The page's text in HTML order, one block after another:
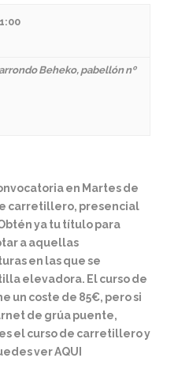
Beheko, pabellón nº
en Martes de
carretillero, presencial
ya tu título para
a aquellas
en las que se
elevadora. El curso de
un coste de 85€, pero si
de grúa puente,
el curso de carretillero y
ver AQUI